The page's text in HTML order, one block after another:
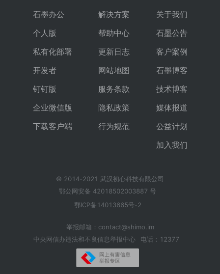
石墨办公
个人版
私有化部署
开发者
钉钉版
企业微信版
下载客户端
解决方案
帮助中心
更新日志
网站地图
服务条款
隐私政策
行为规范
关于我们
石墨公告
客户案例
石墨博客
技术博客
媒体报道
公益计划
加入我们
© 2014-2021 武汉初心科技有限公司
鄂公网安备 42018502003887 号
鄂ICP备14013665号-2
举报邮箱：contact@shimo.im
中央网信办违法和不良信息举报中心
电话：12377